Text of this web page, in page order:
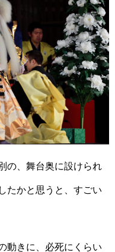
の、舞台奥に設けられ
たかと思うと、すごい
動きに、必死にくらい